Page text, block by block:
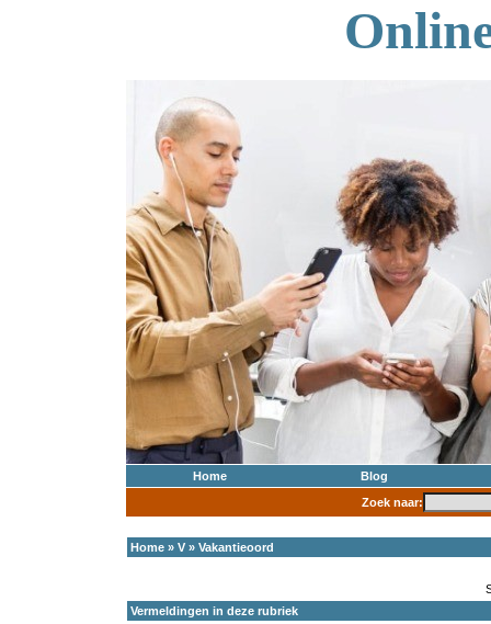
Home
Blog
Zoek naar:
Home » V » Vakantieoord
Vermeldingen in deze rubriek